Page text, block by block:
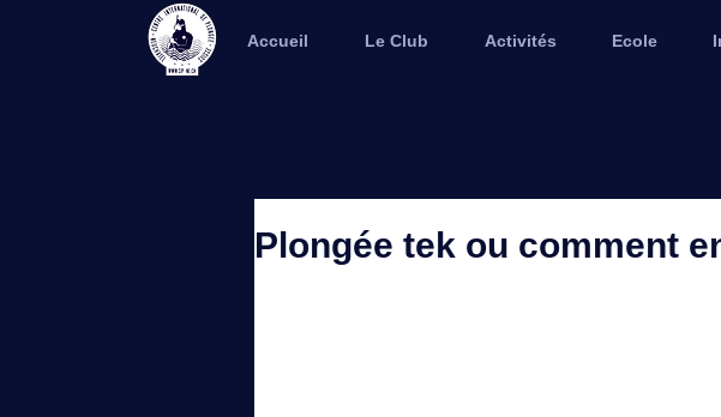
Accueil Le Club Activités Ecole
Plongée tek ou comment